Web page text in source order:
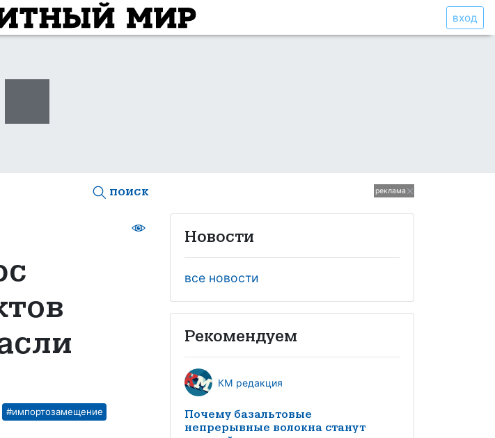
вход
поиск
#импортозамещение
реклама
Новости
все новости
Рекомендуем
КМ редакция
Почему базальтовые
непрерывные волокна станут